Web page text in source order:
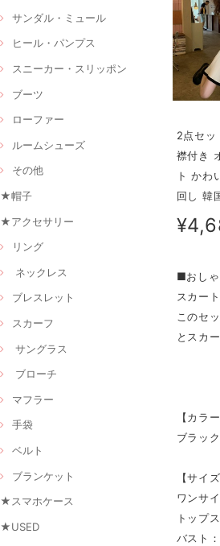
サンダル・ミュール
ヒール・パンプス
スニーカー・スリッポン
ブーツ
ローファー
ルームシューズ
その他
★帽子
★アクセサリー
リング
ネックレス
ブレスレット
スカーフ
サングラス
ブローチ
マフラー
手袋
ベルト
ブランケット
★スマホケース
★USED
2点セ
襟付き
ト かわ
回し 韓
■おしゃ
スカー
このセ
とスカ
【カラー
ブラッ
【サイズ
ワンサ
トップ
バスト